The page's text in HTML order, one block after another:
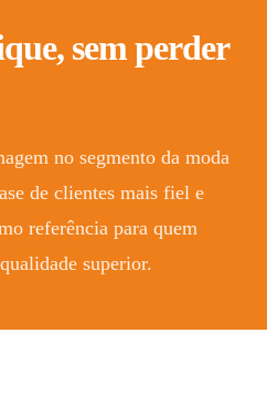
sem perder
no segmento da moda
de clientes mais fiel e
referência para quem
superior.